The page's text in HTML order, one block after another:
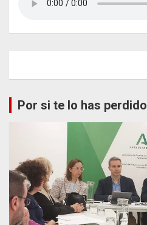
Por si te lo has perdido